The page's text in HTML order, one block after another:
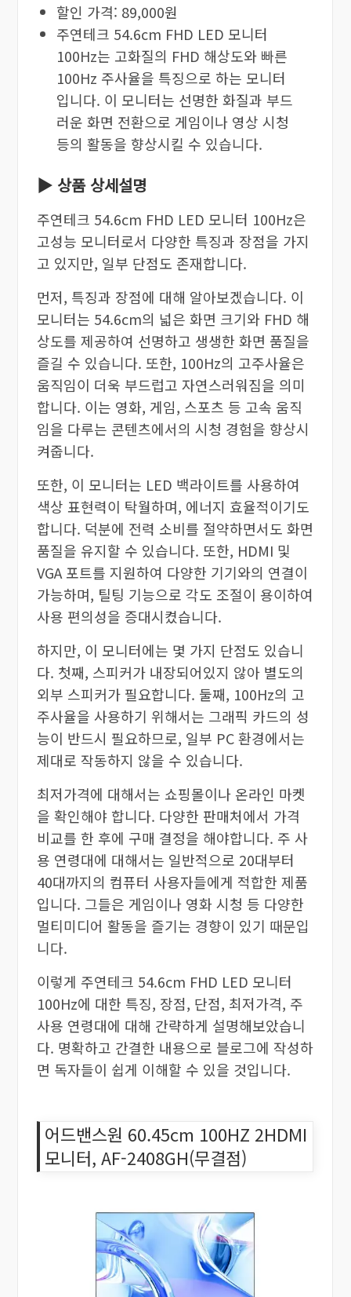
할인 가격: 89,000원
주연테크 54.6cm FHD LED 모니터
100Hz는 고화질의 FHD 해상도와 빠른
100Hz 주사율을 특징으로 하는 모니터
입니다. 이 모니터는 선명한 화질과 부드
러운 화면 전환으로 게임이나 영상 시청
등의 활동을 향상시킬 수 있습니다.
▶ 상품 상세설명
주연테크 54.6cm FHD LED 모니터 100Hz은
고성능 모니터로서 다양한 특징과 장점을 가지
고 있지만, 일부 단점도 존재합니다.
먼저, 특징과 장점에 대해 알아보겠습니다. 이
모니터는 54.6cm의 넓은 화면 크기와 FHD 해
상도를 제공하여 선명하고 생생한 화면 품질을
즐길 수 있습니다. 또한, 100Hz의 고주사율은
움직임이 더욱 부드럽고 자연스러워짐을 의미
합니다. 이는 영화, 게임, 스포츠 등 고속 움직
임을 다루는 콘텐츠에서의 시청 경험을 향상시
켜줍니다.
또한, 이 모니터는 LED 백라이트를 사용하여
색상 표현력이 탁월하며, 에너지 효율적이기도
합니다. 덕분에 전력 소비를 절약하면서도 화면
품질을 유지할 수 있습니다. 또한, HDMI 및
VGA 포트를 지원하여 다양한 기기와의 연결이
가능하며, 틸팅 기능으로 각도 조절이 용이하여
사용 편의성을 증대시켰습니다.
하지만, 이 모니터에는 몇 가지 단점도 있습니
다. 첫째, 스피커가 내장되어있지 않아 별도의
외부 스피커가 필요합니다. 둘째, 100Hz의 고
주사율을 사용하기 위해서는 그래픽 카드의 성
능이 반드시 필요하므로, 일부 PC 환경에서는
제대로 작동하지 않을 수 있습니다.
최저가격에 대해서는 쇼핑몰이나 온라인 마켓
을 확인해야 합니다. 다양한 판매처에서 가격
비교를 한 후에 구매 결정을 해야합니다. 주 사
용 연령대에 대해서는 일반적으로 20대부터
40대까지의 컴퓨터 사용자들에게 적합한 제품
입니다. 그들은 게임이나 영화 시청 등 다양한
멀티미디어 활동을 즐기는 경향이 있기 때문입
니다.
이렇게 주연테크 54.6cm FHD LED 모니터
100Hz에 대한 특징, 장점, 단점, 최저가격, 주
사용 연령대에 대해 간략하게 설명해보았습니
다. 명확하고 간결한 내용으로 블로그에 작성하
면 독자들이 쉽게 이해할 수 있을 것입니다.
어드밴스원 60.45cm 100HZ 2HDMI
모니터, AF-2408GH(무결점)